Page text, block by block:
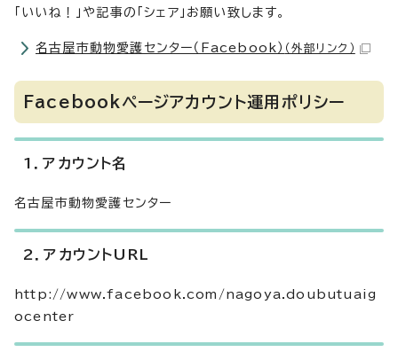
「いいね！」や記事の「シェア」お願い致します。
名古屋市動物愛護センター（Facebook） （外部リンク）
Facebookページアカウント運用ポリシー
1．アカウント名
名古屋市動物愛護センター
2．アカウントURL
http://www.facebook.com/nagoya.doubutuaig
ocenter